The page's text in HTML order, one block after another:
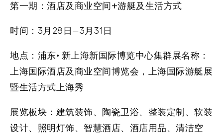
第一期：酒店及商业空间+游艇及生活方式
时间： 3月28日—3月31日
地点： 浦东· 新上海新国际博览中心集群展名称：
上海国际酒店及商业空间博览会，上海国际游艇展
暨生活方式上海秀
展览板块： 建筑装饰、陶瓷卫浴、整装定制、软装
设计、照明灯饰、智慧酒店、酒店用品、清洁空